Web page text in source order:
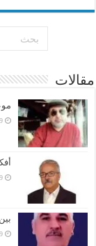
مقالات